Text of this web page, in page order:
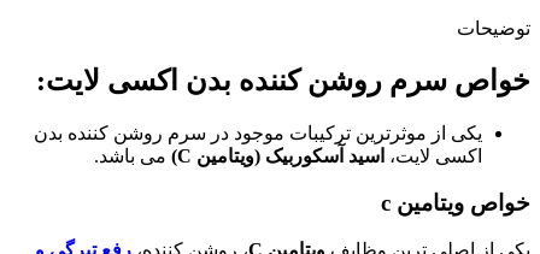
توضیحات
خواص سرم روشن کننده بدن اکسی لایت:
یکی از موثرترین ترکیبات موجود در سرم روشن کننده بدن
اکسی لایت، اسید آسکوربیک (ویتامین C) می باشد.
خواص ویتامین c